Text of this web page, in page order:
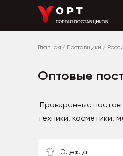
Главная / Поставщики /
Оптовые
Проверенные
техники, косметики,
Одежда